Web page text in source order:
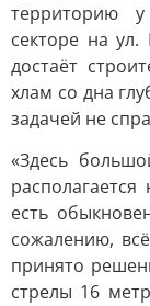
территорию
секторе на
достаёт
хлам со дна
задачей не
«Здесь
есть
сожалению,
принято
стрелы 16